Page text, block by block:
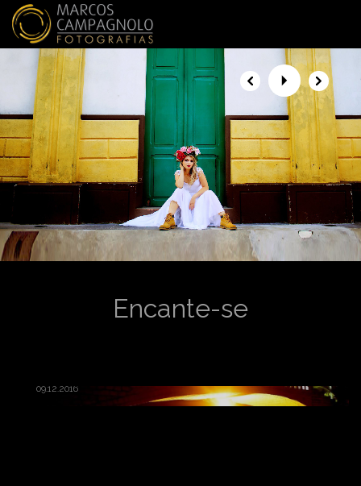
Encante-se
09.12.2016